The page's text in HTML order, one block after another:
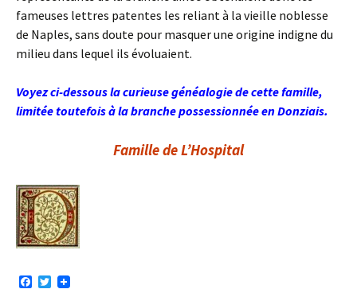
fameuses lettres patentes les reliant à la vieille noblesse
de Naples, sans doute pour masquer une origine indigne du
milieu dans lequel ils évoluaient.
Voyez ci-dessous la curieuse généalogie de cette famille,
limitée toutefois à la branche possessionnée en Donziais.
Famille de L’Hospital
T